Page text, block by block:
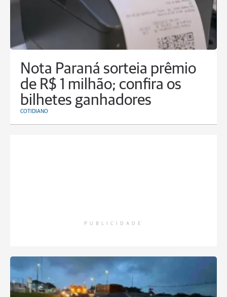
Nota Paraná sorteia prêmio
de R$ 1 milhão; confira os
bilhetes ganhadores
COTIDIANO
PUBLICIDADE